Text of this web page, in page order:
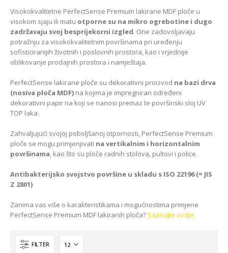
Visokokvalitetne PerfectSense Premium lakirane MDF ploče u
visokom sjaju ili matu otporne su na mikro ogrebotine i dugo
zadržavaju svoj besprijekorni izgled. One zadovoljavaju
potražnju za visokokvalitetnim površinama pri uređenju
sofisticiranijih životnih i poslovnih prostora, kao i vrjednije
oblikovanje prodajnih prostora i namještaja.
PerfectSense lakirane ploče su dekorativni proizvod na bazi drva
(nosiva ploča MDF) na kojima je impregniran određeni
dekorativni papir na koji se nanosi premaz te površinski sloj UV
TOP laka.
Zahvaljujući svojoj poboljšanoj otpornosti, PerfectSense Premium
ploče se mogu primjenjivati na vertikalnim i horizontalnim
površinama, kao što su ploče radnih stolova, pultovi i police.
Antibakterijsko svojstvo površine u skladu s ISO 22196 (= JIS
Z 2801)
Zanima vas više o karakteristikama i mogućnostima primjene
PerfectSense Premium MDF lakiranih ploča? Saznajte ovdje.
FILTER